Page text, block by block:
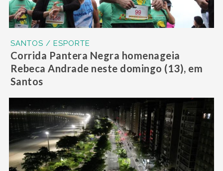
SANTOS / ESPORTE
Corrida Pantera Negra homenageia
Rebeca Andrade neste domingo (13), em
Santos